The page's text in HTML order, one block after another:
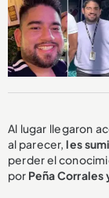
Al lugar llegaron
al parecer,les
perder el
por Peña Corrales